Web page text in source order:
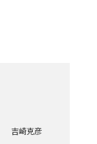
吉崎克彦